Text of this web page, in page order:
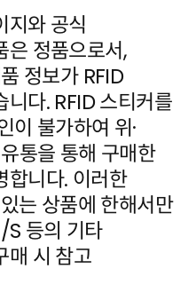
지와 공식
은 정품으로서,
정보가 RFID
다. RFID 스티커를
이 불가하여 위·
통을 통해 구매한
합니다. 이러한
는 상품에 한해서만
S 등의 기타
매 시 참고